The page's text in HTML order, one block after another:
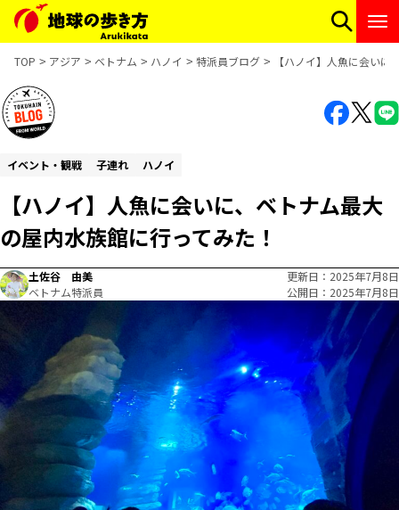
TOP アジア ベトナム ハノイ 特派員ブログ 【ハノイ】人魚に会い
イベント・観戦 子連れ ハノイ
【ハノイ】人魚に会いに、ベトナム最大
の屋内水族館に行ってみた！
土佐谷 由美
ベトナム特派員
更新日
2025年7月8日
公開日
2025年7月8日